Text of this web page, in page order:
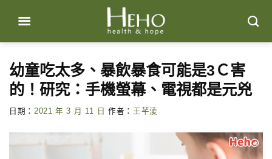
content
幼童吃太多、暴飲暴食可能是3Ｃ害
的！研究：手機螢幕、電視都是元兇
日期： 2021 年 3 月 11 日 作者： 王芊淩